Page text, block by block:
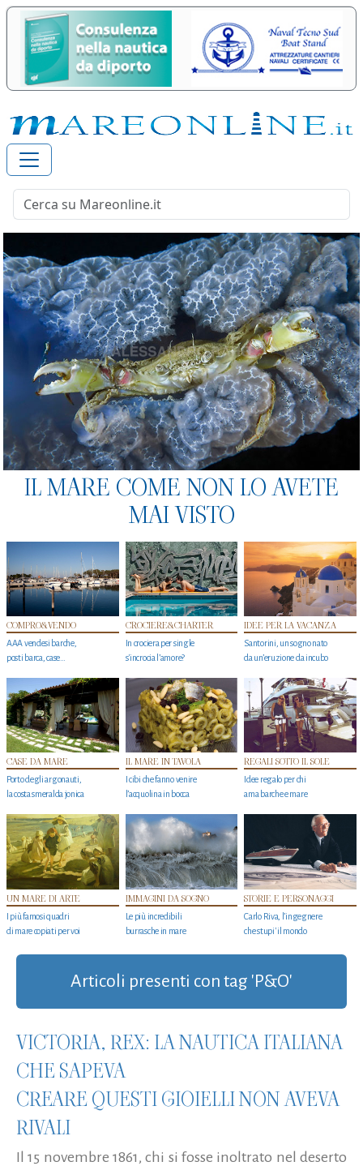
IL MARE COME NON LO AVETE
MAI VISTO
COMPRO&VENDO
AAA vendesi barche,
posti barca, case…
CROCIERE&CHARTER
In crociera per single
s'incrocia l’amore?
IDEE PER LA VACANZA
Santorini, un sogno nato
da un’eruzione da incubo
CASE DA MARE
Porto degli argonauti,
la costa smeralda jonica
IL MARE IN TAVOLA
I cibi che fanno venire
l’acquolina in bocca
REGALI SOTTO IL SOLE
Idee regalo per chi
ama barche e mare
UN MARE DI ARTE
I più famosi quadri
di mare copiati per voi
IMMAGINI DA SOGNO
Le più incredibili
burrasche in mare
STORIE E PERSONAGGI
Carlo Riva, l’ingegnere
che stupi' il mondo
Articoli presenti con tag 'P&O'
VICTORIA, REX: LA NAUTICA ITALIANA
CHE SAPEVA
CREARE QUESTI GIOIELLI NON AVEVA
RIVALI
Il 15 novembre 1861, chi si fosse inoltrato nel deserto